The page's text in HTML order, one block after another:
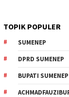
TOPIK POPULER
SUMENEP
DPRD SUMENEP
BUPATI SUMENEP